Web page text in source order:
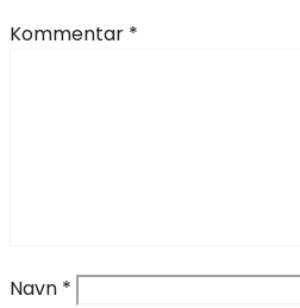
Kommentar *
Navn *